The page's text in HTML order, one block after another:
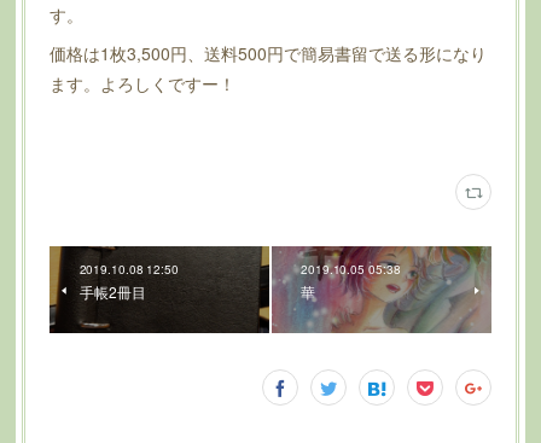
す。
価格は1枚3,500円、送料500円で簡易書留で送る形になり
ます。よろしくですー！
2019.10.08 12:50
手帳2冊目
2019.10.05 05:38
華